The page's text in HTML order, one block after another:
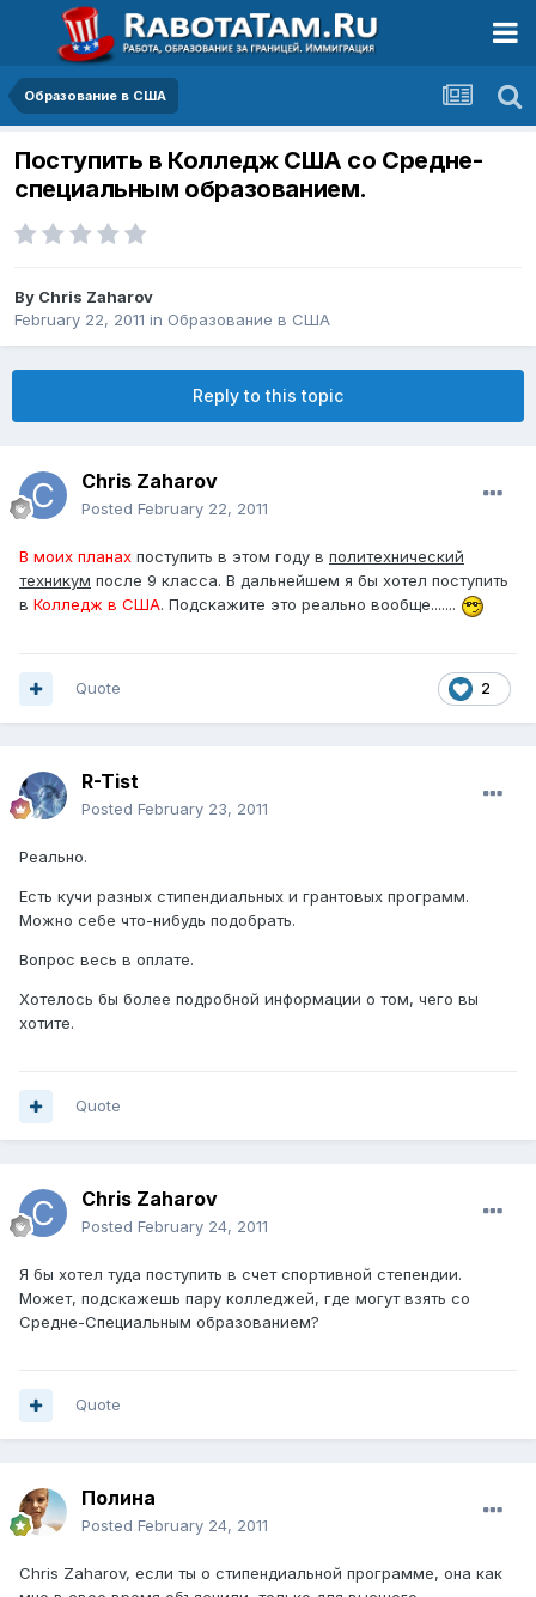
Образование в США
Поступить в Колледж США со Средне-
специальным образованием.
By Chris Zaharov
February 22, 2011 in Образование в США
Reply to this topic
Chris Zaharov
Posted February 22, 2011
В моих планах поступить в этом году в политехнический
техникум после 9 класса. В дальнейшем я бы хотел поступить
в Колледж в США. Подскажите это реально вообще.......
2
Quote
R-Tist
Posted February 23, 2011
Реально.
Есть кучи разных стипендиальных и грантовых программ.
Можно себе что-нибудь подобрать.
Вопрос весь в оплате.
Хотелось бы более подробной информации о том, чего вы
хотите.
Quote
Chris Zaharov
Posted February 24, 2011
Я бы хотел туда поступить в счет спортивной степендии.
Может, подскажешь пару колледжей, где могут взять со
Средне-Специальным образованием?
Quote
Полина
Posted February 24, 2011
Chris Zaharov, если ты о стипендиальной программе, она как